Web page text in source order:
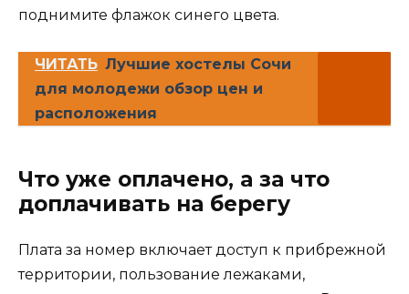
поднимите флажок синего цвета.
ЧИТАТЬ Лучшие хостелы Сочи
для молодежи обзор цен и
расположения
Что уже оплачено, а за что
доплачивать на берегу
Плата за номер включает доступ к прибрежной
территории, пользование лежаками,